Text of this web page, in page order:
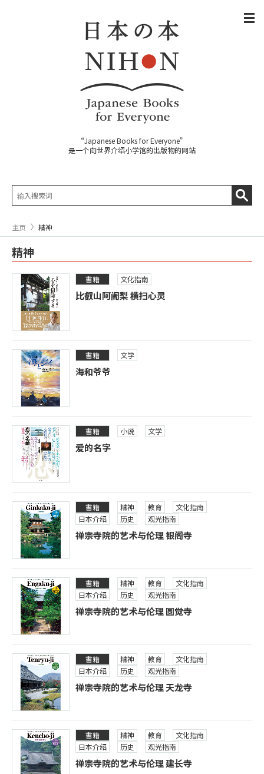
“Japanese Books for Everyone”
是一个向世界介绍小学馆的出版物的网站
主页 精神
精神
書籍 文化指南
比叡山阿阇梨 横扫心灵
書籍 文学
海和爷爷
書籍 小说 文学
爱的名字
書籍 精神 教育
文化指南
日本介绍
历史 观光指南
禅宗寺院的艺术与伦理 银阁寺
書籍 精神 教育
文化指南
日本介绍
历史 观光指南
禅宗寺院的艺术与伦理 圆觉寺
書籍 精神 教育
文化指南
日本介绍
历史 观光指南
禅宗寺院的艺术与伦理 天龙寺
書籍 精神 教育
文化指南
日本介绍
历史 观光指南
禅宗寺院的艺术与伦理 建长寺